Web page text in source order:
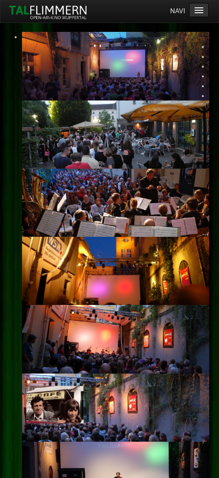
NAVI
Home
Programm
Service
Ticketinfos
Ort
Anreise
Wetter
Kinogutschein
Konzept
Archiv
Kontakt
Impressum
Datenschutz